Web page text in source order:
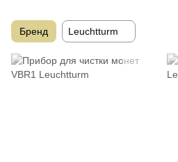
Бренд Leuchtturm